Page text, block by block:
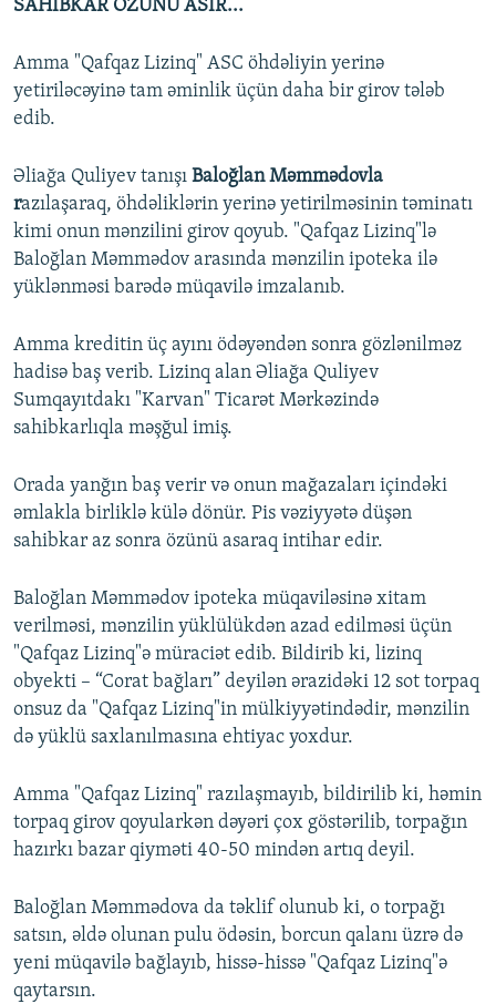
SAHİBKAR ÖZÜNÜ ASIR...
Amma "Qafqaz Lizinq" ASC öhdəliyin yerinə
yetiriləcəyinə tam əminlik üçün daha bir girov tələb
edib.
Əliağa Quliyev tanışı Baloğlan Məmmədovla
razılaşaraq, öhdəliklərin yerinə yetirilməsinin təminatı
kimi onun mənzilini girov qoyub. "Qafqaz Lizinq"lə
Baloğlan Məmmədov arasında mənzilin ipoteka ilə
yüklənməsi barədə müqavilə imzalanıb.
Amma kreditin üç ayını ödəyəndən sonra gözlənilməz
hadisə baş verib. Lizinq alan Əliağa Quliyev
Sumqayıtdakı "Karvan" Ticarət Mərkəzində
sahibkarlıqla məşğul imiş.
Orada yanğın baş verir və onun mağazaları içindəki
əmlakla birliklə külə dönür. Pis vəziyyətə düşən
sahibkar az sonra özünü asaraq intihar edir.
Baloğlan Məmmədov ipoteka müqaviləsinə xitam
verilməsi, mənzilin yüklülükdən azad edilməsi üçün
"Qafqaz Lizinq"ə müraciət edib. Bildirib ki, lizinq
obyekti – “Corat bağları” deyilən ərazidəki 12 sot torpaq
onsuz da "Qafqaz Lizinq"in mülkiyyətindədir, mənzilin
də yüklü saxlanılmasına ehtiyac yoxdur.
Amma "Qafqaz Lizinq" razılaşmayıb, bildirilib ki, həmin
torpaq girov qoyularkən dəyəri çox göstərilib, torpağın
hazırkı bazar qiyməti 40-50 mindən artıq deyil.
Baloğlan Məmmədova da təklif olunub ki, o torpağı
satsın, əldə olunan pulu ödəsin, borcun qalanı üzrə də
yeni müqavilə bağlayıb, hissə-hissə "Qafqaz Lizinq"ə
qaytarsın.